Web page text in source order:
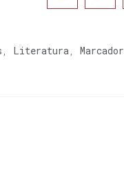
, Literatura, Marcador